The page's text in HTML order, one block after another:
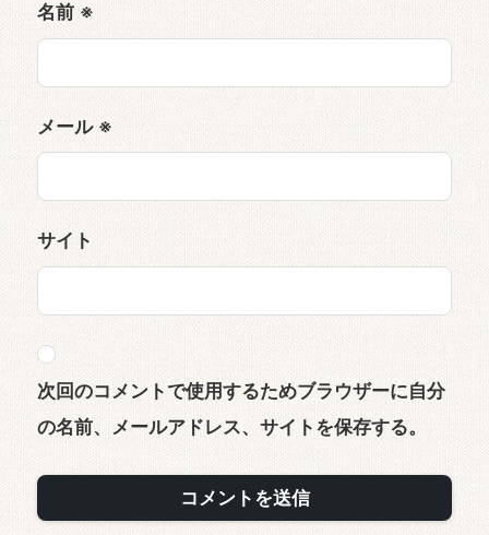
名前 ※
メール ※
サイト
次回のコメントで使用するためブラウザーに自分
の名前、メールアドレス、サイトを保存する。